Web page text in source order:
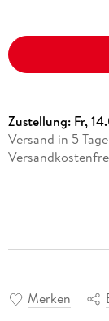
Zustellung: Fr,
Versand in 5
Merken